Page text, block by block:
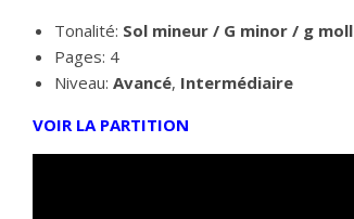
Tonalité: Solmineur / G minor / g moll
Pages: 4
Niveau: Avancé, Intermédiaire
VOIR LA PARTITION